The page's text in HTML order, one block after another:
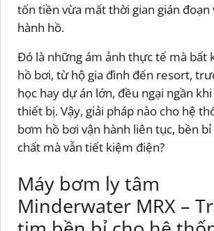
tốn tiền vừa mất thời gian gián đoạn
hành hồ.
Đó là những ám ảnh thực tế mà bất
hồ bơi, từ hộ gia đình đến resort,
học hay dự án lớn, đều ngại ngần
thiết bị. Vậy, giải pháp nào cho hệ
bơm hồ bơi vận hành liên tục, bền bỉ
chất mà vẫn tiết kiệm điện?
Máy bơm ly tâm
Minderwater MRX –